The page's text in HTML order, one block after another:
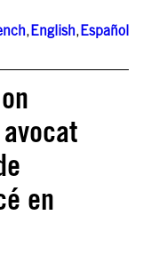
,English,Español
en